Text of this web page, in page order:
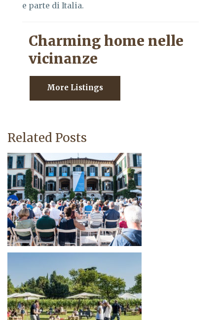
e parte di Italia.
Charming home nelle
vicinanze
More Listings
Related Posts